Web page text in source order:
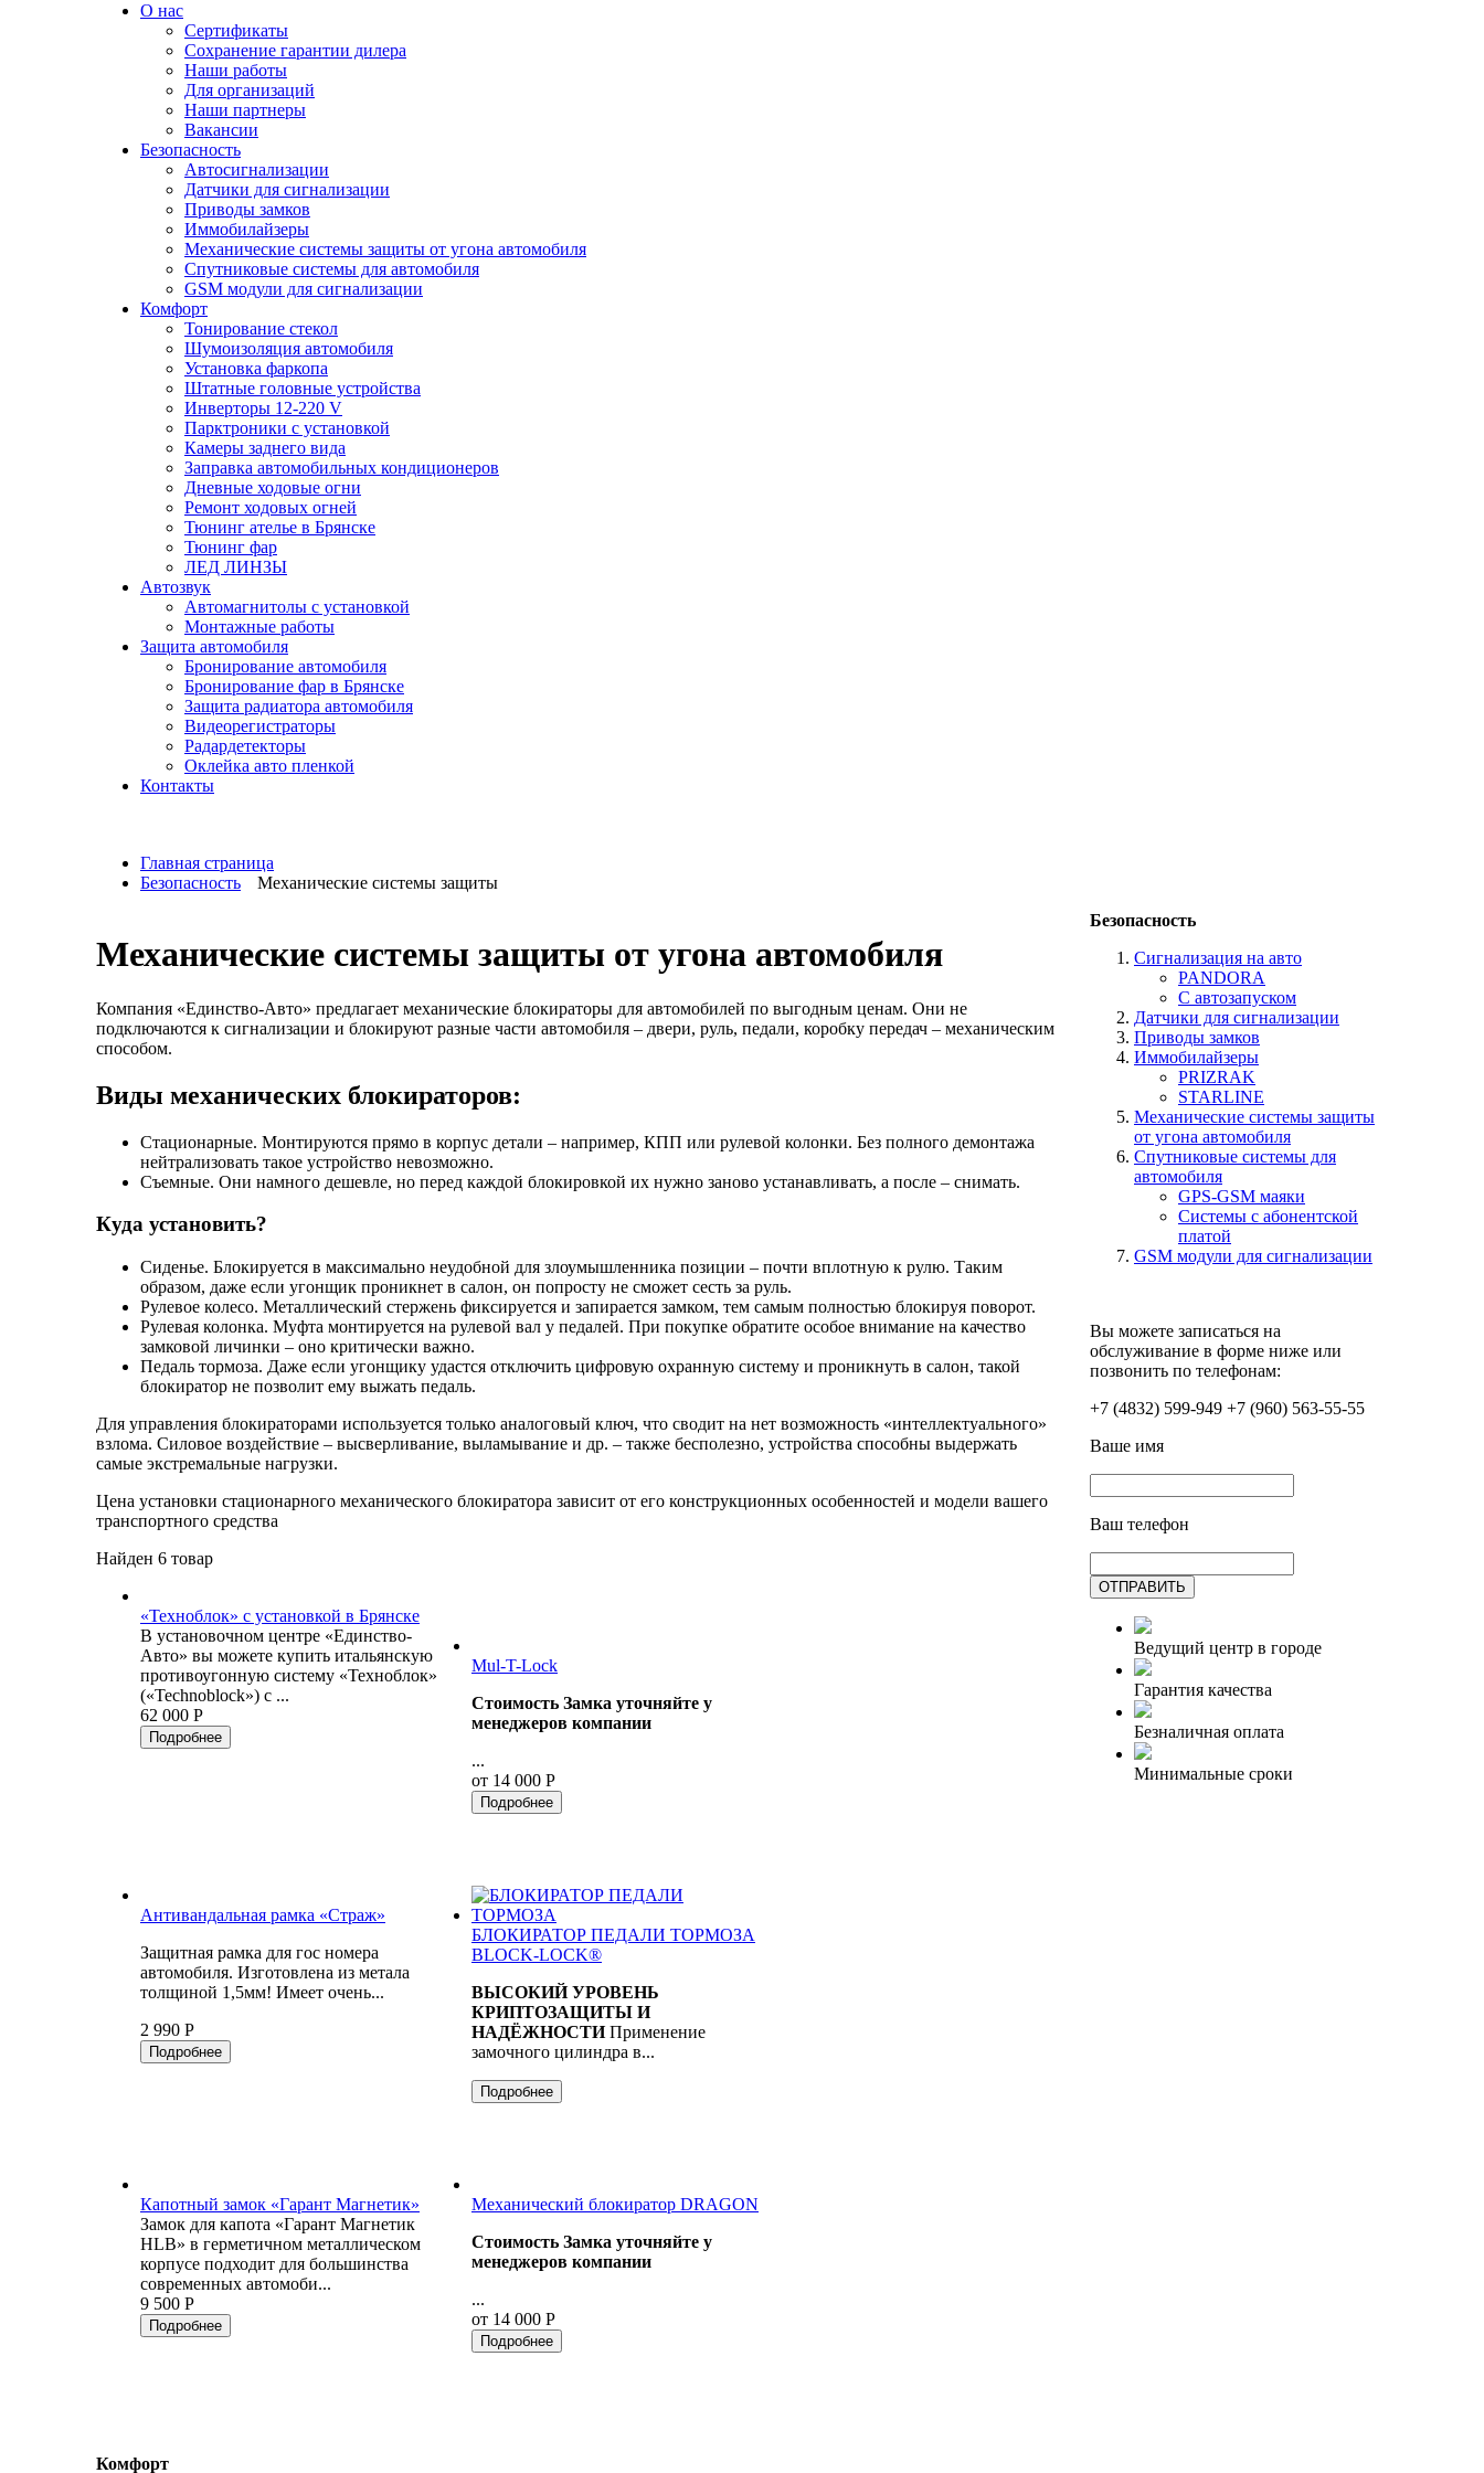
О нас
Сертификаты
Сохранение гарантии дилера
Наши работы
Для организаций
Наши партнеры
Вакансии
Безопасность
Автосигнализации
Датчики для сигнализации
Приводы замков
Иммобилайзеры
Механические системы защиты от угона автомобиля
Спутниковые системы для автомобиля
GSM модули для сигнализации
Комфорт
Тонирование стекол
Шумоизоляция автомобиля
Установка фаркопа
Штатные головные устройства
Инверторы 12-220 V
Парктроники с установкой
Камеры заднего вида
Заправка автомобильных кондиционеров
Дневные ходовые огни
Ремонт ходовых огней
Тюнинг ателье в Брянске
Тюнинг фар
ЛЕД ЛИНЗЫ
Автозвук
Автомагнитолы c установкой
Монтажные работы
Защита автомобиля
Бронирование автомобиля
Бронирование фар в Брянске
Защита радиатора автомобиля
Видеорегистраторы
Радардетекторы
Оклейка авто пленкой
Контакты
Главная страница
Безопасность
Механические системы защиты
Механические системы защиты от угона автомобиля
Компания «Единство-Авто» предлагает механические блокираторы для автомобилей по выгодным ценам. Они не
подключаются к сигнализации и блокируют разные части автомобиля – двери, руль, педали, коробку передач – механическим
способом.
Виды механических блокираторов:
Стационарные. Монтируются прямо в корпус детали – например, КПП или рулевой колонки. Без полного демонтажа
нейтрализовать такое устройство невозможно.
Съемные. Они намного дешевле, но перед каждой блокировкой их нужно заново устанавливать, а после – снимать.
Куда установить?
Сиденье. Блокируется в максимально неудобной для злоумышленника позиции – почти вплотную к рулю. Таким
образом, даже если угонщик проникнет в салон, он попросту не сможет сесть за руль.
Рулевое колесо. Металлический стержень фиксируется и запирается замком, тем самым полностью блокируя поворот.
Рулевая колонка. Муфта монтируется на рулевой вал у педалей. При покупке обратите особое внимание на качество
замковой личинки – оно критически важно.
Педаль тормоза. Даже если угонщику удастся отключить цифровую охранную систему и проникнуть в салон, такой
блокиратор не позволит ему выжать педаль.
Для управления блокираторами используется только аналоговый ключ, что сводит на нет возможность «интеллектуального»
взлома. Силовое воздействие – высверливание, выламывание и др. – также бесполезно, устройства способны выдержать
самые экстремальные нагрузки.
Цена установки стационарного механического блокиратора зависит от его конструкционных особенностей и модели вашего
транспортного средства
Найден 6 товар
«Техноблок» с установкой в Брянске
В установочном центре «Единство-
Авто» вы можете купить итальянскую
противоугонную систему «Техноблок»
(«Technoblock») с ...
62 000 Р
Подробнее
Mul-T-Lock
Стоимость Замка уточняйте у
менеджеров компании
...
от 14 000 Р
Подробнее
Антивандальная рамка «Страж»
Защитная рамка для гос номера
автомобиля. Изготовлена из метала
толщиной 1,5мм! Имеет очень...
2 990 Р
Подробнее
БЛОКИРАТОР ПЕДАЛИ ТОРМОЗА
BLOCK-LOCK®
ВЫСОКИЙ УРОВЕНЬ
КРИПТОЗАЩИТЫ И
НАДЁЖНОСТИПрименение
замочного цилиндра в...
Подробнее
Капотный замок «Гарант Магнетик»
Замок для капота «Гарант Магнетик
HLB» в герметичном металлическом
корпусе подходит для большинства
современных автомоби...
9 500 Р
Подробнее
Механический блокиратор DRAGON
Стоимость Замка уточняйте у
менеджеров компании
...
от 14 000 Р
Подробнее
Безопасность
Сигнализация на авто
PANDORA
С автозапуском
Датчики для сигнализации
Приводы замков
Иммобилайзеры
PRIZRAK
STARLINE
Механические системы защиты
от угона автомобиля
Спутниковые системы для
автомобиля
GPS-GSM маяки
Системы с абонентской
платой
GSM модули для сигнализации
Вы можете записаться на
обслуживание в форме ниже или
позвонить по телефонам:
+7 (4832) 599-949 +7 (960) 563-55-55
Ваше имя
Ваш телефон
Ведущий центр в городe
Гарантия качества
Безналичная оплата
Минимальные сроки
Комфорт